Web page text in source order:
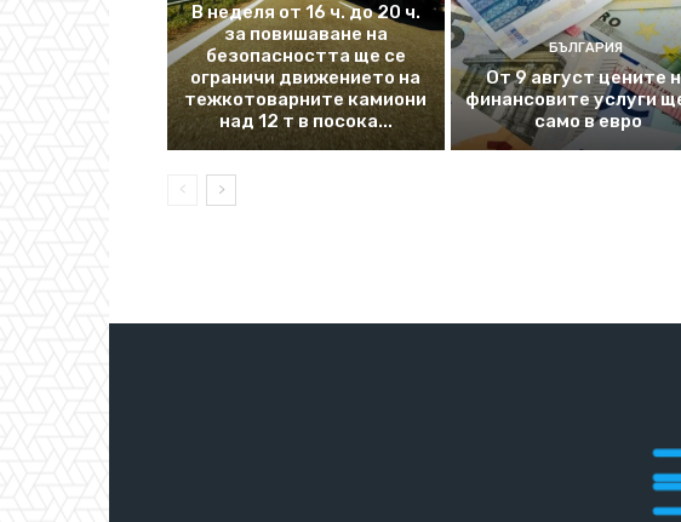
В неделя от 16 ч. до 20 ч.
за повишаване на
безопасността ще се
ограничи движението на
тежкотоварните камиони
над 12 т в посока...
БЪЛГАРИЯ
От 9 август цените
финансовите услуги
само в евро